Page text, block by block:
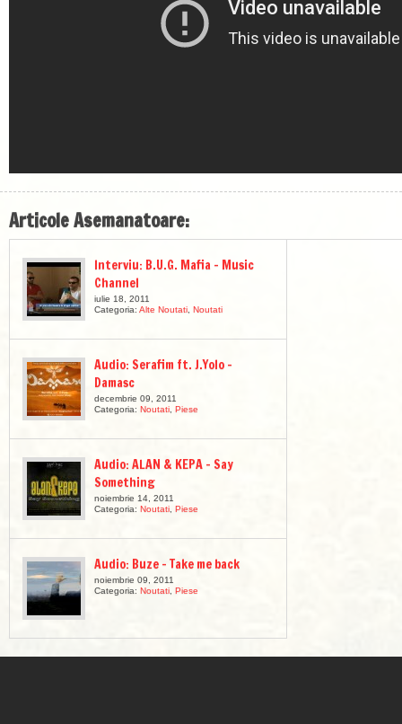
Articole Asemanatoare:
Interviu: B.U.G. Mafia – Music
Channel
iulie 18, 2011
Categoria: Alte Noutati Noutati
Audio: Serafim ft. J.Yolo –
Damasc
decembrie 09, 2011
Categoria: Noutati Piese
Audio: ALAN & KEPA – Say
Something
noiembrie 14, 2011
Categoria: Noutati Piese
Audio: Buze – Take me back
noiembrie 09, 2011
Categoria: Noutati Piese